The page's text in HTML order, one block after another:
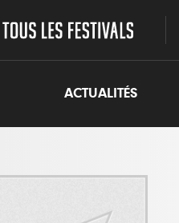
ACTUALITÉS